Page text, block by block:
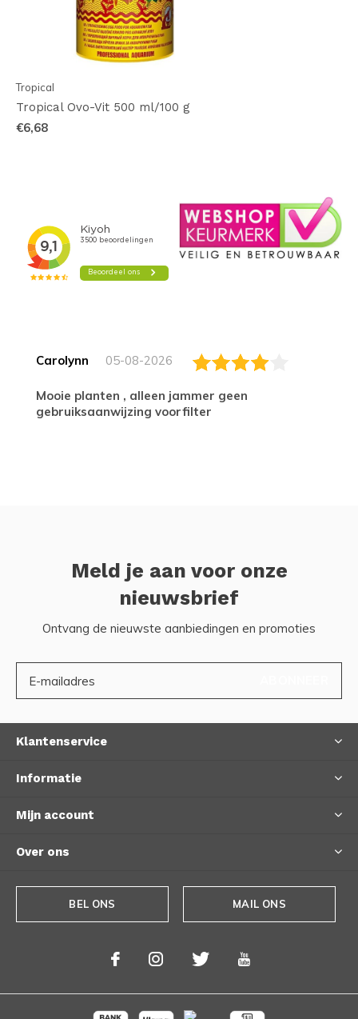
Tropical
Tropical Ovo-Vit 500 ml/100 g
€6,68
Carolynn 05-08-2026
Mooie planten , alleen jammer geen
gebruiksaanwijzing voorfilter
Meld je aan voor onze
nieuwsbrief
Ontvang de nieuwste aanbiedingen en promoties
Klantenservice
Informatie
Mijn account
Over ons
BEL ONS MAIL ONS